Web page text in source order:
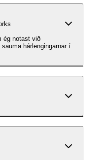
ég notast við
sauma hárlengingarnar í